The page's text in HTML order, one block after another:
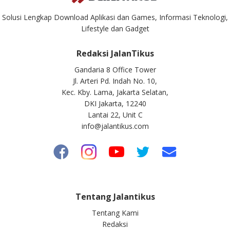
Solusi Lengkap Download Aplikasi dan Games, Informasi Teknologi,
Lifestyle dan Gadget
Redaksi JalanTikus
Gandaria 8 Office Tower
Jl. Arteri Pd. Indah No. 10,
Kec. Kby. Lama, Jakarta Selatan,
DKI Jakarta, 12240
Lantai 22, Unit C
info@jalantikus.com
Tentang Jalantikus
Tentang Kami
Redaksi